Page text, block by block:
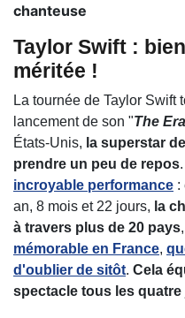
chanteuse
Taylor Swift :
méritée !
La tournée de Taylor Swift
lancement de son "The
États-Unis, la superstar
prendre un peu de repos.
incroyable performance :
an, 8 mois et 22 jours, la
à travers plus de 20 pays,
mémorable en France,
d'oublier de sitôt. Cela
spectacle tous les